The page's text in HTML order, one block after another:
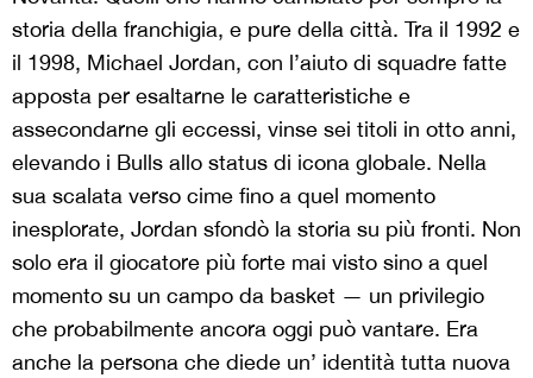
storia della franchigia, e pure della città. Tra il 1992 e
il 1998, Michael Jordan, con l’aiuto di squadre fatte
apposta per esaltarne le caratteristiche e
assecondarne gli eccessi, vinse sei titoli in otto anni,
elevando i Bulls allo status di icona globale. Nella
sua scalata verso cime fino a quel momento
inesplorate, Jordan sfondò la storia su più fronti. Non
solo era il giocatore più forte mai visto sino a quel
momento su un campo da basket — un privilegio
che probabilmente ancora oggi può vantare. Era
anche la persona che diede un’ identità tutta nuova